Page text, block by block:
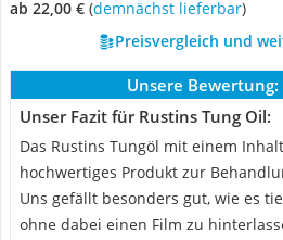
ab 22,00 € ( Demnächst lieferbar)
Preisvergleich und
Unsere Bewertung:
Unser Fazit für Rustins Tung Oil:
Das Rustins Tungöl mit einem
hochwertiges Produkt zur
Uns gefällt besonders gut, wie es
ohne dabei einen Film zu